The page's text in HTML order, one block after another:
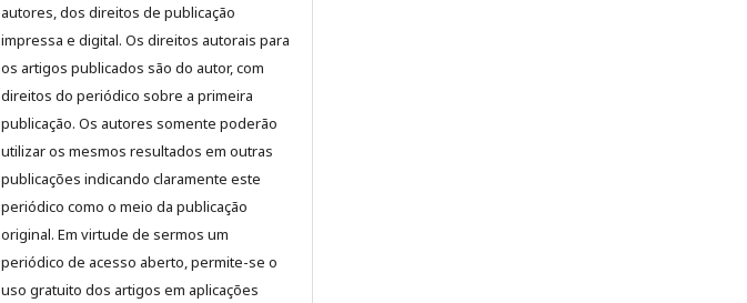
autores, dos direitos de publicação
impressa e digital. Os direitos autorais para
os artigos publicados são do autor, com
direitos do periódico sobre a primeira
publicação. Os autores somente poderão
utilizar os mesmos resultados em outras
publicações indicando claramente este
periódico como o meio da publicação
original. Em virtude de sermos um
periódico de acesso aberto, permite-se o
uso gratuito dos artigos em aplicações